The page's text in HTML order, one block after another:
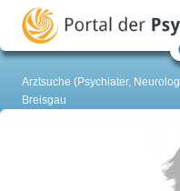
Arztsuche (Psychiater,
Breisgau